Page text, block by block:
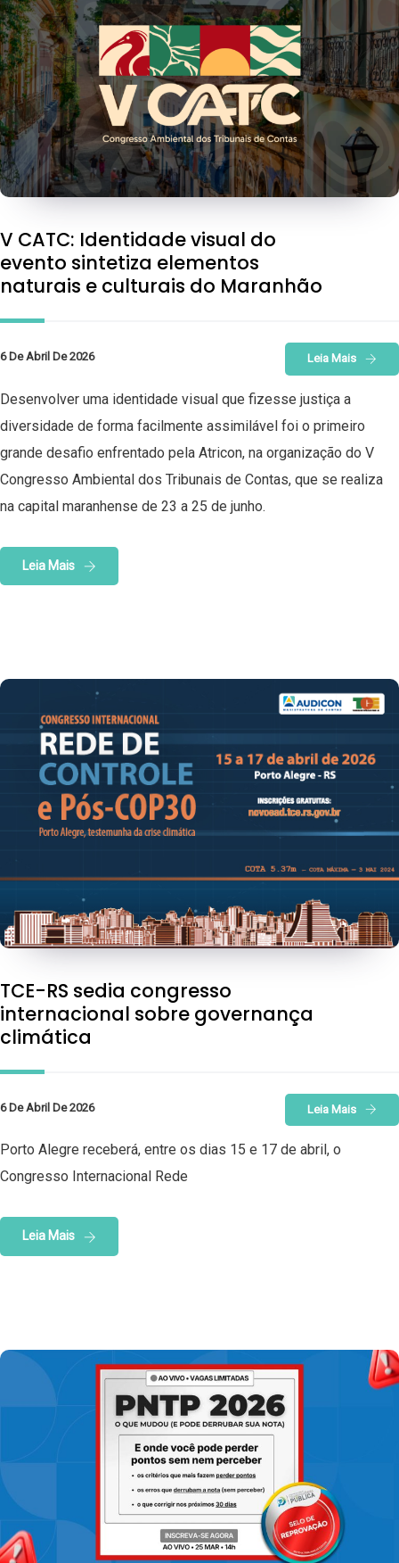
V CATC: Identidade visual do
evento sintetiza elementos
naturais e culturais do Maranhão
6 De Abril De 2026 Leia Mais
Desenvolver uma identidade visual que fizesse justiça a
diversidade de forma facilmente assimilável foi o primeiro
grande desafio enfrentado pela Atricon, na organização do V
Congresso Ambiental dos Tribunais de Contas, que se realiza
na capital maranhense de 23 a 25 de junho.
Leia Mais
TCE-RS sedia congresso
internacional sobre governança
climática
6 De Abril De 2026 Leia Mais
Porto Alegre receberá, entre os dias 15 e 17 de abril, o
Congresso Internacional Rede
Leia Mais